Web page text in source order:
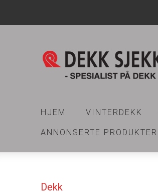
HJEM VINTERDEKK
ANNONSERTE PRODUKTER
Dekk